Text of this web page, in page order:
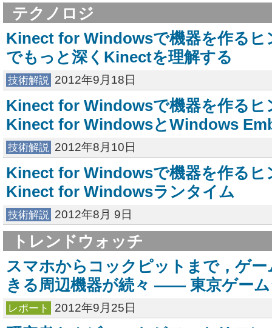
テクノロジ
Kinect for Windowsで機器を作る
でもっと深くKinectを理解する
技術解説 2012年9月18日
Kinect for Windowsで機器を作る
Kinect for WindowsとWindows
技術解説 2012年8月10日
Kinect for Windowsで機器を作る
Kinect for Windowsランタイム
技術解説 2012年8月 9日
トレンドウォッチ
スマホからコックピットまで，ゲ
きる周辺機器が続々 ―― 東京ゲー
レポート 2012年9月25日